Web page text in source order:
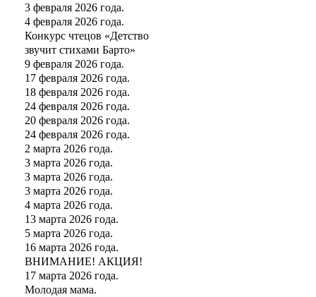
3 февраля 2026 года.
4 февраля 2026 года.
Конкурс чтецов «Детство
звучит стихами Барто»
9 февраля 2026 года.
17 февраля 2026 года.
18 февраля 2026 года.
24 февраля 2026 года.
20 февраля 2026 года.
24 февраля 2026 года.
2 марта 2026 года.
3 марта 2026 года.
3 марта 2026 года.
3 марта 2026 года.
4 марта 2026 года.
13 марта 2026 года.
5 марта 2026 года.
16 марта 2026 года.
ВНИМАНИЕ! АКЦИЯ!
17 марта 2026 года.
Молодая мама.